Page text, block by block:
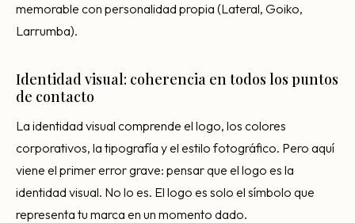
memorable con personalidad propia (Lateral, Goiko,
Larrumba).
Identidad visual: coherencia en todos los puntos
de contacto
La identidad visual comprende el logo, los colores
corporativos, la tipografía y el estilo fotográfico. Pero aquí
viene el primer error grave: pensar que el logo es la
identidad visual. No lo es. El logo es solo el símbolo que
representa tu marca en un momento dado.